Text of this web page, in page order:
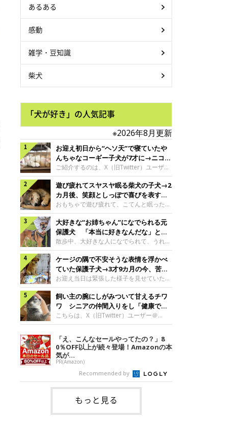
あるある
感動
雑学・豆知識
柴犬
「犬が好き」の人気記事
※2026年8月更新
お迎え初日から“ヘソ天”で寝ていたや
んちゃなコーギー子犬が7才に→ニコニ
コ“コーギースマイル”が魅力のコに成
長！
ご紹介するのは、X（旧Twitter）ユーザー
＠Kus1oKg2vsgdWS2さんの愛犬でウェル
シュ・コーギー・ペンブロークの神楽ちゃ
ん。今年の8月で7才になるという神楽ちゃ
んですが、いったいどんな子犬時代を過ご
したのでしょうか。今回は、神楽ちゃんの
成長を飼い主さんと振り返ります！神楽ち
ゃんの成長について聞いた！お迎えから数
日後の神楽ちゃん（撮影時生後2カ月）＠
Kus1oKg2vsgdWS2――お迎え当初の神楽
ちゃんの様子について教えてください。飼
い主さん： 「お迎え当日から“ヘソ天”で寝
るようなコでし
遊び疲れてスヤスヤ眠る柴犬の子犬→2
カ月後、笑顔としっぽで喜びを表すコ
に成長！
おもちゃで遊び疲れて、こてんと眠った子
犬。あれから2カ月、表情や行動にさまざ
まな変化が見られるようになりました。遊
び疲れて眠る生後2カ月のなっちゃん遊び
疲れた様子のなっちゃん。@Pkndg_紹介
するのは、X（旧Twitter）ユーザー
@Pkndg_さんの愛犬・なっちゃん（取材
時、生後4カ月／柴犬）。こちらの写真
は、なっちゃんが生後2カ月のころに撮影
された一枚です。この日、なっちゃんは家
族と一緒におもちゃで遊んでいました。た
くさん遊んで疲れたのか、その後は眠り始
めたそうです。眠るなっちゃん。
@Pkndg_
大好きな“お姉ちゃん”になでられる元
保護犬 「本当に好きなんだな」と感
じる表情にほっこり
散歩中、大好きな人になでられて、うれし
そうな表情を見せる元保護犬。甘えるよう
な姿に、見ているこちらまでほっこりしま
す。大好きな“お姉ちゃん”に甘える小次郎
くん妹さんになでてもらい、うれしそうな
表情を見せる小次郎くん（2026年6月撮
影）。@mika_Jimmy紹介するのは、X（旧
Twitter）ユーザー@mika_Jimmyさんの愛
犬・小次郎くん（撮影時5才）。こちら
は、飼い主さんの妹さんと一緒に散歩をし
日、飼い主さんは実家から自宅へ帰る途
中、妹さんと公園で待ち合わせ
ケージの隅で不安そうな表情を浮かべ
ていた保護子犬→3才9カ月の今、苦手
を克服し頼もしいコに成長！
お迎え当日は緊張した様子を見せていた元
野犬の保護子犬。あれから約3年半、苦手
だったことを一つひとつ克服し、家族に寄
り添う姿を見せています。お迎え当日、ケ
ージの隅で不安そうにお迎え当日のシルビ
アちゃん。@nemonemotos今回紹介する
@nemonemotosさんの愛犬・シルビアち
ゃん（撮影当時、生後推定2カ月）。飼い
主さんが「#最初に撮った一枚」として投
稿した写真には、ケージの隅で不安そうな
表情を浮かべるシルビアちゃんの姿が写っ
ていました。こちらは、保護犬だったシル
飼い主の腕にしがみついて甘えるチワ
ワ シニアの仲間入りをし「健康で穏
やかな暮らしが続いてほしい」と願う
こちらは、X（旧Twitter）ユーザー＠
kotubusuke617さんが投稿した写真。写
っているのは、愛犬でチワワのつぶしゃん
（本名：こつぶちゃん）です。飼い主さん
の腕にしがみつくつぶしゃん（撮影時6
才）＠kotubusuke617撮影当時の状況に
ついて伺うと、飼い主さんはこう教えてく
れました。飼い主さん： 「ある休日のこ
とです。私がソファに座った途端にひざの
上にのってきたので、そのままなでながら
テレビを見ていたのですが、微動だにしな
いので気になって見てみると、腕にしがみ
「え、こんなセールやってたの？」8
0％OFF以上が続々登場！Amazonの本
気が...
PR(Amazon)
Recommended by
もっと見る